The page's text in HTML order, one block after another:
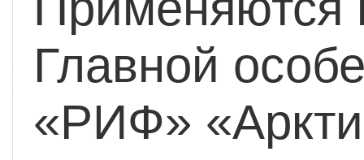
Главной
«РИФ»